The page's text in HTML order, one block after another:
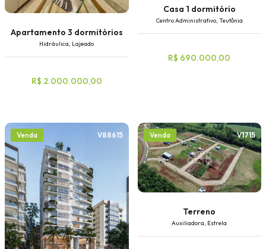
Apartamento 3 dormitórios
Hidráulica, Lajeado
R$ 2.000.000,00
Casa 1 dormitório
Centro Administrativo, Teutônia
R$ 690.000,00
Venda V88615 Venda V1715
Terreno
Auxiliadora, Estrela